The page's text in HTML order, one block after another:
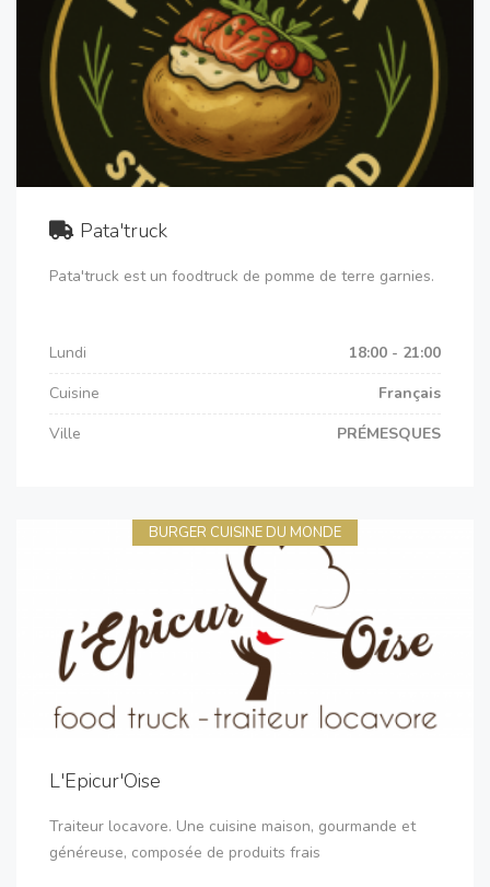
Pata'truck
Pata'truck est un foodtruck de pomme de terre garnies.
Lundi
18:00 - 21:00
Cuisine
Français
Ville
PRÉMESQUES
BURGER CUISINE DU MONDE
L'Epicur'Oise
Traiteur locavore. Une cuisine maison, gourmande et
généreuse, composée de produits frais